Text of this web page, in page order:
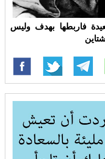
فاربطها بهدف وليس